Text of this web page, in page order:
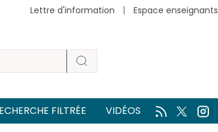
Lettre d'information Espace enseignants
FILTRÉE VIDÉOS